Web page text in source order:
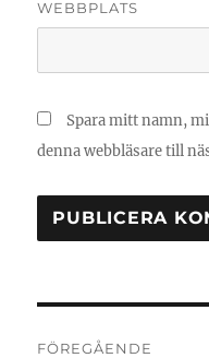
WEBBPLATS
Spara mitt namn,
denna webbläsare till
FÖREGÅENDE